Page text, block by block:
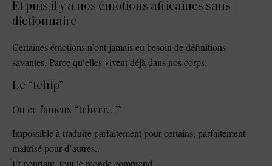
Et puis il y a nos émotions africaines sans
dictionnaire
Certaines émotions n’ont jamais eu besoin de définitions
savantes. Parce qu’elles vivent déjà dans nos corps.
Le “tchip”
Ou ce fameux “tchrrr…”
Impossible à traduire parfaitement pour certains, parfaitement
maitrisé pour d’autres..
Et pourtant, tout le monde comprend.